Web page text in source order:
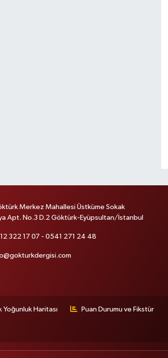
Merkez Mahallesi Üstküme Sokak
Apt. No.3 D.2 Göktürk-Eyüpsultan/İstanbul
322 17 07 - 0541 271 24 48
Yoğunluk Haritası Puan Durumu ve Fikstür